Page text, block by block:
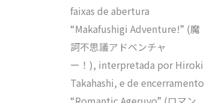
faixas de abertura
“Makafushigi Adventure!” (魔
訶不思議アドベンチャ
ー！), interpretada por Hiroki
Takahashi, e de encerramento